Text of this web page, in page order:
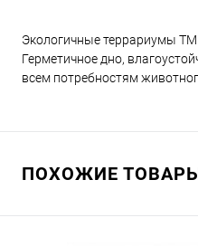
Экологичные террариумы ТМ
Герметичное дно,
всем потребностям
ПОХОЖИЕ